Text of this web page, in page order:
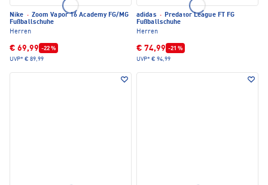
Nike · Zoom Vapor 16 Academy FG/MG
Fußballschuhe
Herren
€ 69,99 -22 %
UVP* € 89,99
adidas · Predator League FT FG
Fußballschuhe
Herren
€ 74,99 -21 %
UVP* € 94,99